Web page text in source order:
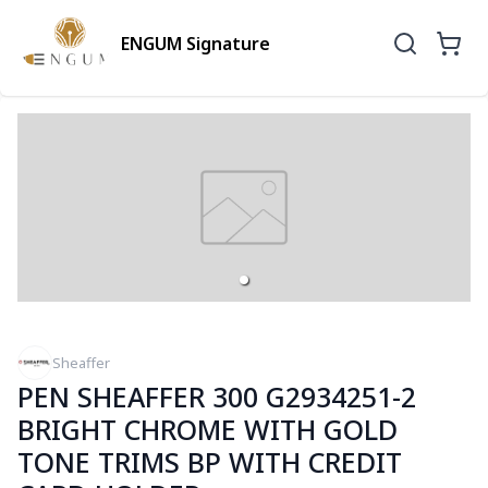
ENGUM Signature
Sheaffer
PEN SHEAFFER 300 G2934251-2
BRIGHT CHROME WITH GOLD
TONE TRIMS BP WITH CREDIT